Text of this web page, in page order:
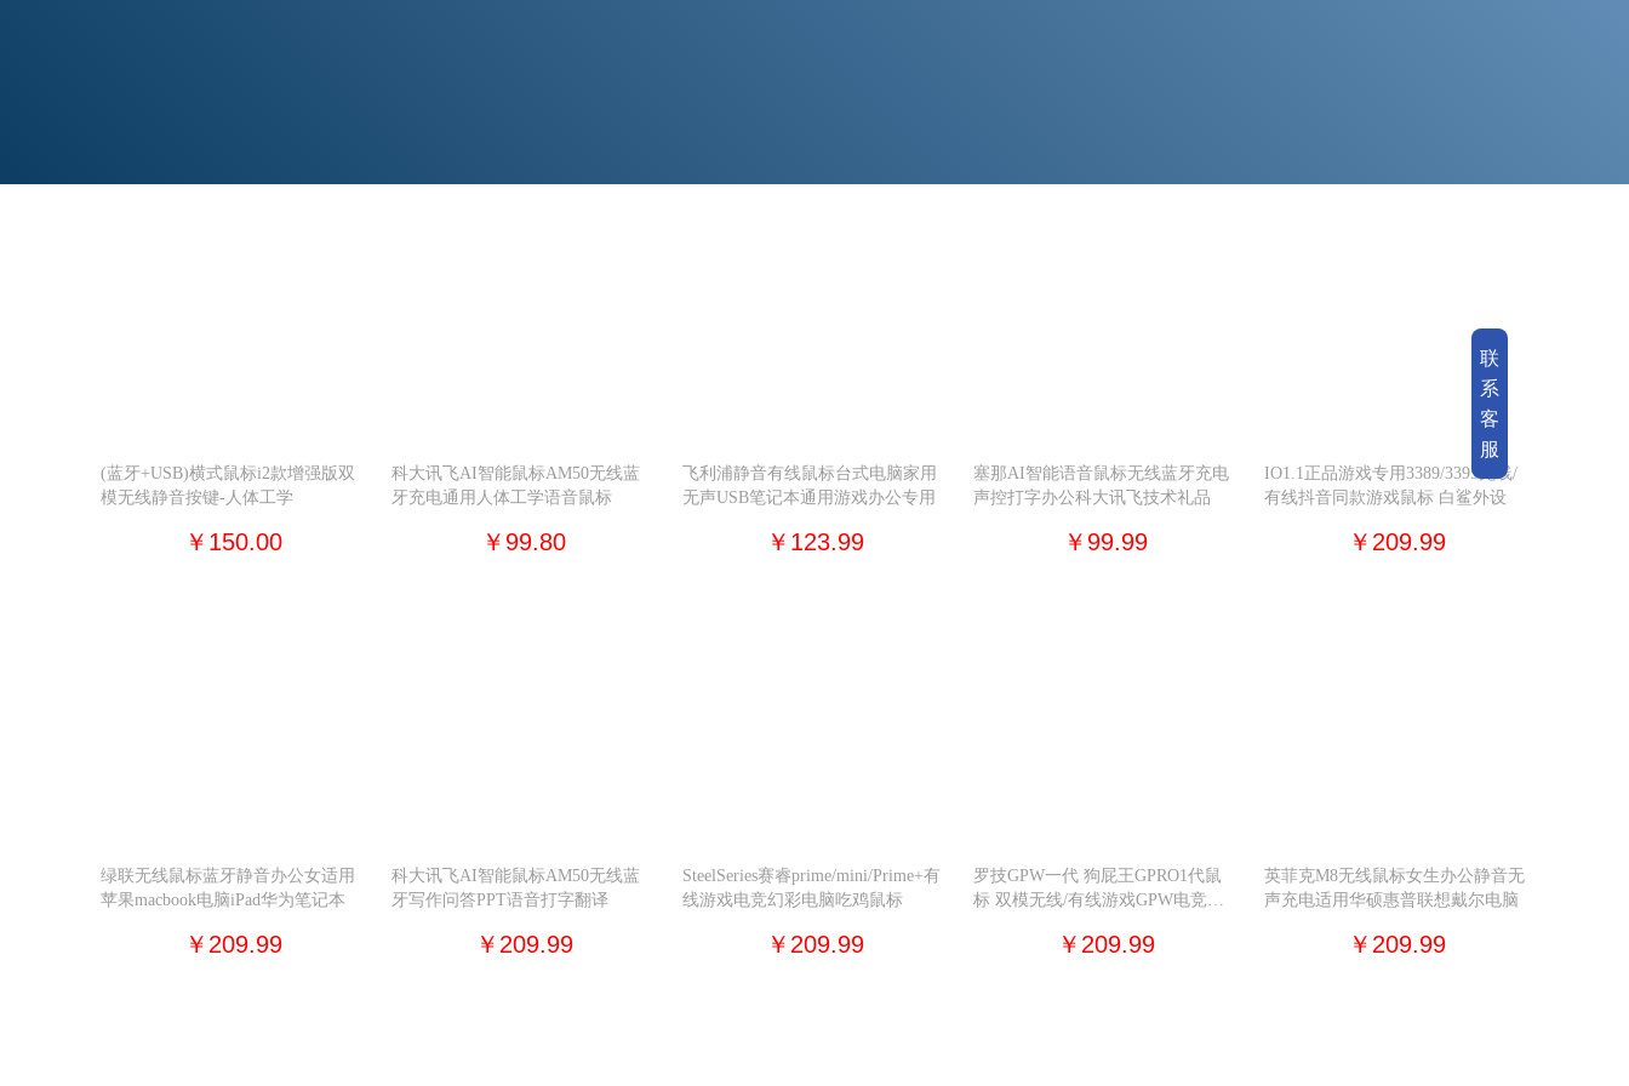
(蓝牙+USB)横式鼠标i2款增强版双
模无线静音按键-人体工学
￥150.00
科大讯飞AI智能鼠标AM50无线蓝
牙充电通用人体工学语音鼠标
￥99.80
飞利浦静音有线鼠标台式电脑家用
无声USB笔记本通用游戏办公专用
￥123.99
塞那AI智能语音鼠标无线蓝牙充电
声控打字办公科大讯飞技术礼品
￥99.99
IO1.1正品游戏专用3389/3395无线/
有线抖音同款游戏鼠标 白鲨外设
￥209.99
绿联无线鼠标蓝牙静音办公女适用
苹果macbook电脑iPad华为笔记本
￥209.99
科大讯飞AI智能鼠标AM50无线蓝
牙写作问答PPT语音打字翻译
￥209.99
SteelSeries赛睿prime/mini/Prime+有
线游戏电竞幻彩电脑吃鸡鼠标
￥209.99
罗技GPW一代 狗屁王GPRO1代鼠
标 双模无线/有线游戏GPW电竞鼠
￥209.99
英菲克M8无线鼠标女生办公静音无
声充电适用华硕惠普联想戴尔电脑
￥209.99
联
系
客
服